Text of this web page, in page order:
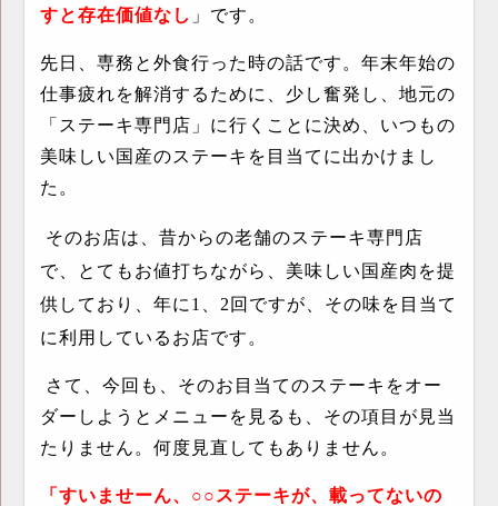
すと存在価値なし 」です。
先日、専務と外食行った時の話です。年末年始の
仕事疲れを解消するために、少し奮発し、地元の
「ステーキ専門店」に行くことに決め、いつもの
美味しい国産のステーキを目当てに出かけまし
た。
そのお店は、昔からの老舗のステーキ専門店
で、とてもお値打ちながら、美味しい国産肉を提
供しており、年に 1 2 回ですが、その味を目当て
に利用しているお店です。
さて、今回も、そのお目当てのステーキをオー
ダーしようとメニューを見るも、その項目が見当
たりません。何度見直してもありません。
「すいませーん、○○ステーキが、載ってないの